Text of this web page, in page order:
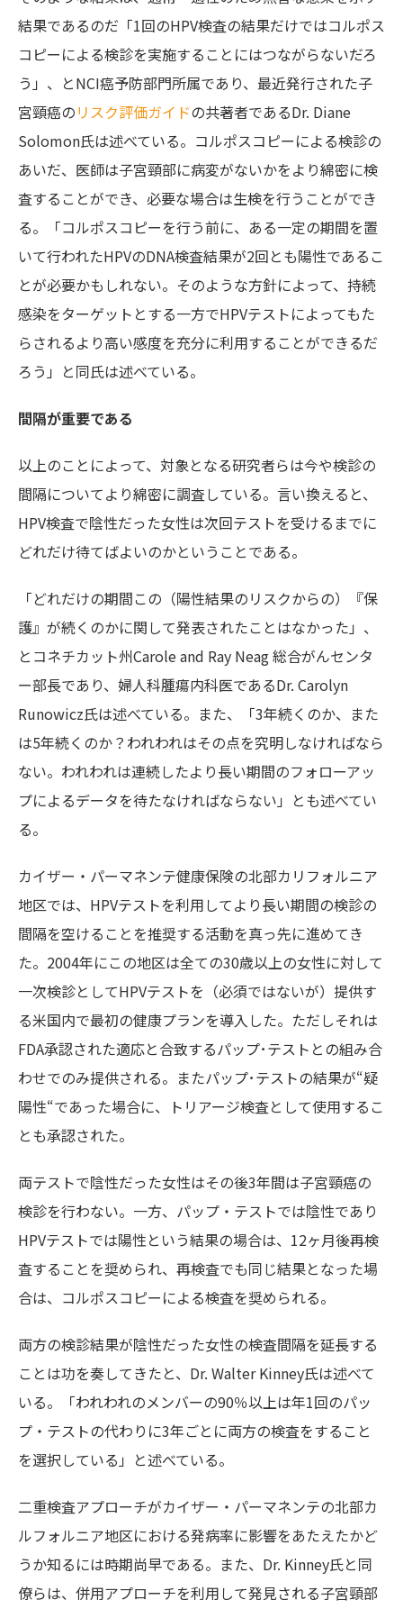
結果であるのだ「1回のHPV検査の結果だけではコルポス
コピーによる検診を実施することにはつながらないだろ
う」、とNCI癌予防部門所属であり、最近発行された子
宮頸癌のリスク評価ガイドの共著者であるDr. Diane
Solomon氏は述べている。コルポスコピーによる検診の
あいだ、医師は子宮頸部に病変がないかをより綿密に検
査することができ、必要な場合は生検を行うことができ
る。「コルポスコピーを行う前に、ある一定の期間を置
いて行われたHPVのDNA検査結果が2回とも陽性であるこ
とが必要かもしれない。そのような方針によって、持続
感染をターゲットとする一方でHPVテストによってもた
らされるより高い感度を充分に利用することができるだ
ろう」と同氏は述べている。
間隔が重要である
以上のことによって、対象となる研究者らは今や検診の
間隔についてより綿密に調査している。言い換えると、
HPV検査で陰性だった女性は次回テストを受けるまでに
どれだけ待てばよいのかということである。
「どれだけの期間この（陽性結果のリスクからの）『保
護』が続くのかに関して発表されたことはなかった」、
とコネチカット州Carole and Ray Neag 総合がんセンタ
ー部長であり、婦人科腫瘍内科医であるDr. Carolyn
Runowicz氏は述べている。また、「3年続くのか、また
は5年続くのか？われわれはその点を究明しなければなら
ない。われわれは連続したより長い期間のフォローアッ
プによるデータを待たなければならない」とも述べてい
る。
カイザー・パーマネンテ健康保険の北部カリフォルニア
地区では、HPVテストを利用してより長い期間の検診の
間隔を空けることを推奨する活動を真っ先に進めてき
た。2004年にこの地区は全ての30歳以上の女性に対して
一次検診としてHPVテストを（必須ではないが）提供す
る米国内で最初の健康プランを導入した。ただしそれは
FDA承認された適応と合致するパップ･テストとの組み合
わせでのみ提供される。またパップ･テストの結果が“疑
陽性“であった場合に、トリアージ検査として使用するこ
とも承認された。
両テストで陰性だった女性はその後3年間は子宮頸癌の
検診を行わない。一方、パップ・テストでは陰性であり
HPVテストでは陽性という結果の場合は、12ヶ月後再検
査することを奨められ、再検査でも同じ結果となった場
合は、コルポスコピーによる検査を奨められる。
両方の検診結果が陰性だった女性の検査間隔を延長する
ことは功を奏してきたと、Dr. Walter Kinney氏は述べて
いる。「われわれのメンバーの90％以上は年1回のパッ
プ・テストの代わりに3年ごとに両方の検査をすること
を選択している」と述べている。
二重検査アプローチがカイザー・パーマネンテの北部カ
ルフォルニア地区における発病率に影響をあたえたかど
うか知るには時期尚早である。また、Dr. Kinney氏と同
僚らは、併用アプローチを利用して発見される子宮頸部